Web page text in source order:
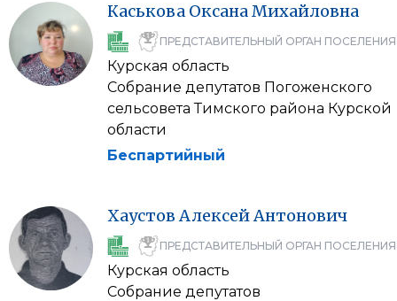
Каськова ОксанаМихайловна
ПРЕДСТАВИТЕЛЬНЫЙ ОРГАН ПОСЕЛЕНИЯ
Курская область
Собрание депутатов Погоженского
сельсовета Тимского района Курской
области
Беспартийный
Хаустов АлексейАнтонович
ПРЕДСТАВИТЕЛЬНЫЙ ОРГАН ПОСЕЛЕНИЯ
Курская область
Собрание депутатов